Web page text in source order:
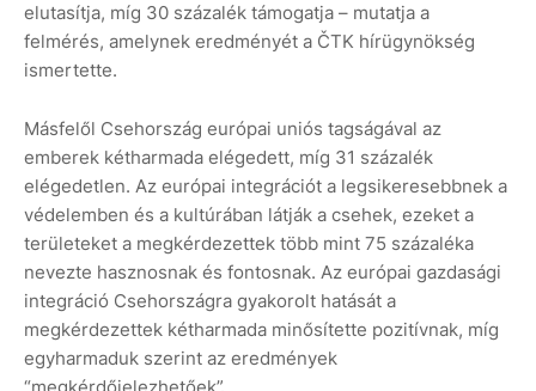
elutasítja, míg 30 százalék támogatja – mutatja a
felmérés, amelynek eredményét a ČTK hírügynökség
ismertette.
Másfelől Csehország európai uniós tagságával az
emberek kétharmada elégedett, míg 31 százalék
elégedetlen. Az európai integrációt a legsikeresebbnek a
védelemben és a kultúrában látják a csehek, ezeket a
területeket a megkérdezettek több mint 75 százaléka
nevezte hasznosnak és fontosnak. Az európai gazdasági
integráció Csehországra gyakorolt hatását a
megkérdezettek kétharmada minősítette pozitívnak, míg
egyharmaduk szerint az eredmények